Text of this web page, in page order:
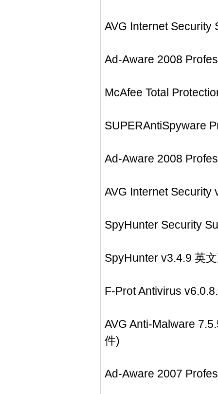
AVG Internet Security
Ad-Aware 2008
McAfee Total
SUPERAntiSpyware
Ad-Aware 2008
AVG Internet Security
SpyHunter Security
SpyHunter v3.4.9 英
F-Prot Antivirus
AVG Anti-Malware
件)
Ad-Aware 2007